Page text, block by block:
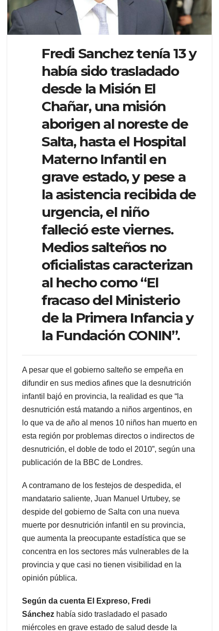
Fredi Sanchez tenía 13 y
había sido trasladado
desde la Misión El
Chañar, una misión
aborigen al noreste de
Salta, hasta el Hospital
Materno Infantil en
grave estado, y pese a
la asistencia recibida de
urgencia, el niño
falleció este viernes.
Medios salteños no
oficialistas caracterizan
al hecho como “El
fracaso del Ministerio
de la Primera Infancia y
la Fundación CONIN”.
A pesar que el gobierno salteño se empeña en
difundir en sus medios afines que la desnutrición
infantil bajó en provincia, la realidad es que “la
desnutrición está matando a niños argentinos, en
lo que va de año al menos 10 niños han muerto en
esta región por problemas directos o indirectos de
desnutrición, el doble de todo el 2010”, según una
publicación de la BBC de Londres.
A contramano de los festejos de despedida, el
mandatario saliente, Juan Manuel Urtubey, se
despide del gobierno de Salta con una nueva
muerte por desnutrición infantil en su provincia,
que aumenta la preocupante estadística que se
concentra en los sectores más vulnerables de la
provincia y que casi no tienen visibilidad en la
opinión pública.
Según da cuenta El Expreso, Fredi
Sánchez había sido trasladado el pasado
miércoles en grave estado de salud desde la